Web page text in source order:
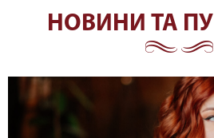
НОВИНИ ТА